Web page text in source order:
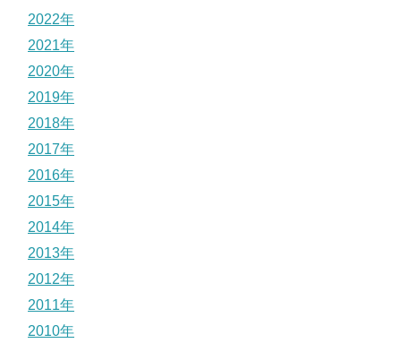
2022年
2021年
2020年
2019年
2018年
2017年
2016年
2015年
2014年
2013年
2012年
2011年
2010年